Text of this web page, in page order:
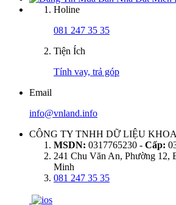
Holine
081 247 35 35
Tiện Ích
Tính vay, trả góp
Email
info@vnland.info
CÔNG TY TNHH DỮ LIỆU
MSDN: 0317765230 - Cấp:
241 Chu Văn An, Phường 12,
Minh
081 247 35 35